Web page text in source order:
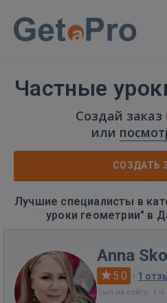
Частные
Создай заказ
или
СОЗДАТЬ
Лучшие специалисты в
уроки геометрии" в
Anna
5.0 · 1
Был на сайте: 1